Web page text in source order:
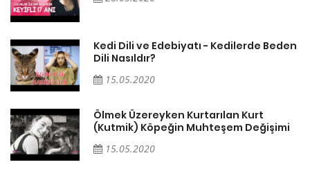
Kedi Dili ve Edebiyatı - Kedilerde Beden
Dili Nasıldır?
15.05.2020
Ölmek Üzereyken Kurtarılan Kurt
(Kutmik) Köpeğin Muhteşem Değişimi
15.05.2020